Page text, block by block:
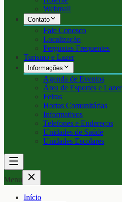
Webmail
Contato
Fale Conosco
Localização
Perguntas Frequentes
Turismo e Lazer
Informações
Agenda de Eventos
Área de Esportes e Lazer
Feiras
Hortas Comunitárias
Informativos
Telefones e Endereços
Unidades de Saúde
Unidades Escolares
Menu
Início